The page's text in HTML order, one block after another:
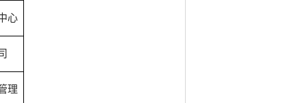
心
理